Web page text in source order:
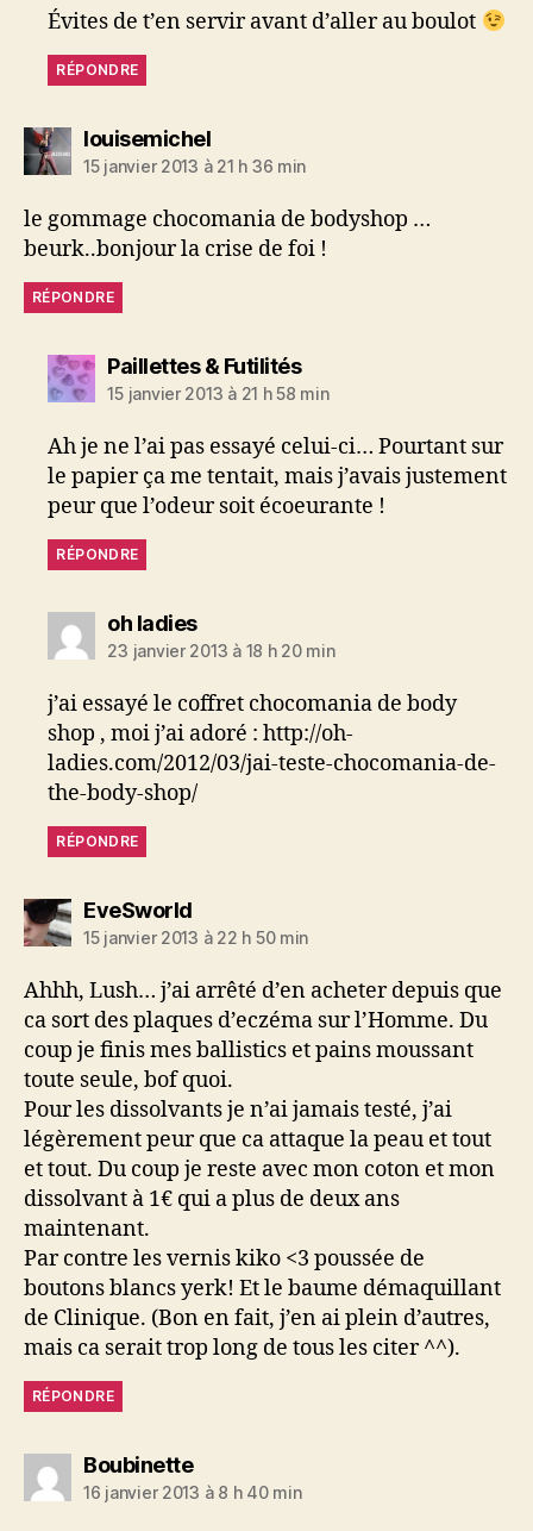
Évites de t’en servir avant d’aller au boulot
RÉPONDRE
louisemicheldit :
15 janvier 2013 à 21 h 36 min
le gommage chocomania de bodyshop …
beurk..bonjour la crise de foi !
RÉPONDRE
Paillettes & Futilitésdit :
15 janvier 2013 à 21 h 58 min
Ah je ne l’ai pas essayé celui-ci… Pourtant sur
le papier ça me tentait, mais j’avais justement
peur que l’odeur soit écoeurante !
RÉPONDRE
oh ladiesdit :
23 janvier 2013 à 18 h 20 min
j’ai essayé le coffret chocomania de body
shop , moi j’ai adoré : http://oh-
ladies.com/2012/03/jai-teste-chocomania-de-
the-body-shop/
RÉPONDRE
EveSworlddit :
15 janvier 2013 à 22 h 50 min
Ahhh, Lush… j’ai arrêté d’en acheter depuis que
ca sort des plaques d’eczéma sur l’Homme. Du
coup je finis mes ballistics et pains moussant
toute seule, bof quoi.
Pour les dissolvants je n’ai jamais testé, j’ai
légèrement peur que ca attaque la peau et tout
et tout. Du coup je reste avec mon coton et mon
dissolvant à 1€ qui a plus de deux ans
maintenant.
Par contre les vernis kiko <3 poussée de
boutons blancs yerk! Et le baume démaquillant
de Clinique. (Bon en fait, j’en ai plein d’autres,
mais ca serait trop long de tous les citer ^^).
RÉPONDRE
Boubinettedit :
16 janvier 2013 à 8 h 40 min